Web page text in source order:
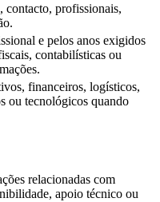
contacto, profissionais,
e pelos anos exigidos
contabilísticas ou
financeiros, logísticos,
ou tecnológicos quando
relacionadas com
apoio técnico ou